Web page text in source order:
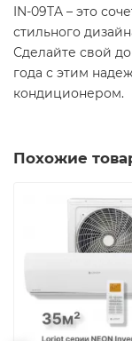
IN-09TA – это
стильного
Сделайте свой
года с этим
кондиционером.
Похожие